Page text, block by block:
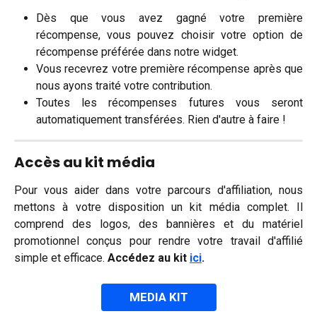
Dès que vous avez gagné votre première
récompense, vous pouvez choisir votre option de
récompense préférée dans notre widget.
Vous recevrez votre première récompense après que
nous ayons traité votre contribution.
Toutes les récompenses futures vous seront
automatiquement transférées. Rien d'autre à faire !
Accès au kit média
Pour vous aider dans votre parcours d'affiliation, nous
mettons à votre disposition un kit média complet. Il
comprend des logos, des bannières et du matériel
promotionnel conçus pour rendre votre travail d'affilié
simple et efficace. Accédez au kit ici.
MEDIA KIT